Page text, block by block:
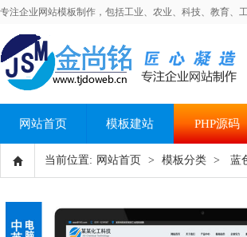
专注企业网站模板制作，包括工业、农业、科技、教育、
网站首页 模板建站 PHP源码
当前位置: 网站首页 > 模板分类 > 蓝